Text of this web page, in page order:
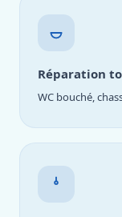
Réparation
WC bouché,